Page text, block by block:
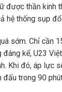
được thần kinh
hệ thống sụp đổ.
sớm. Chỉ cần
kể, U23
Khi đó, áp lực
đấu trong 90